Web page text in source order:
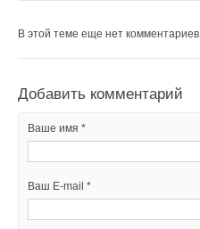
В этой теме еще нет комментариев
Добавить комментарий
Ваше имя *
Ваш E-mail *